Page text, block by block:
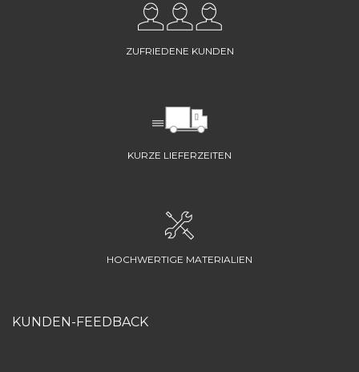
ZUFRIEDENE KUNDEN
KURZE LIEFERZEITEN
HOCHWERTIGE MATERIALIEN
KUNDEN-FEEDBACK